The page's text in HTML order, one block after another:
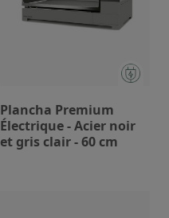
Plancha Premium
Électrique - Acier noir
et gris clair - 60 cm